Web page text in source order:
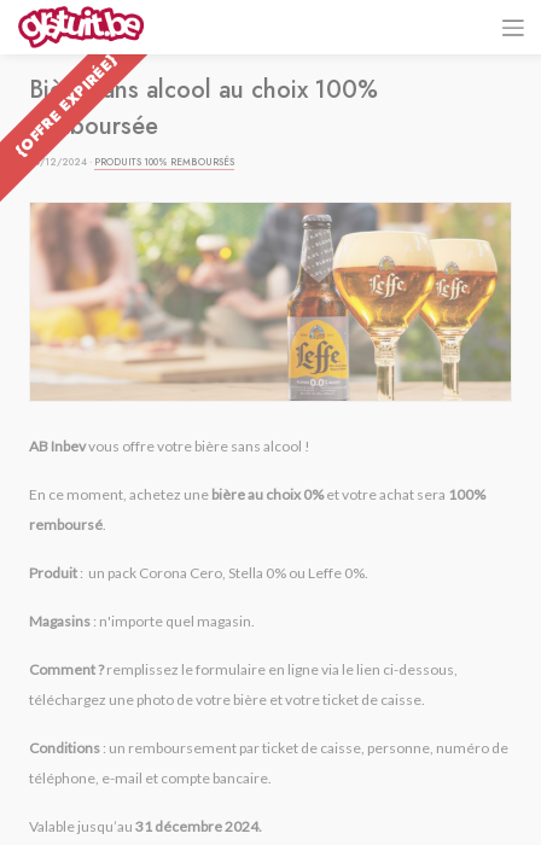
{OFFRE EXPIRÉE}
Bière sans alcool au choix 100%
remboursée
04/12/2024 · PRODUITS 100% REMBOURSÉS
AB Inbevvous offre votre bière sans alcool !
En ce moment, achetez une bière au choix 0%et votre achat sera 100%
remboursé.
Produit : un pack Corona Cero, Stella 0% ou Leffe 0%.
Magasins : n'importe quel magasin.
Comment ?remplissez le formulaire en ligne via le lien ci-dessous,
téléchargez une photo de votre bière et votre ticket de caisse.
Conditions : un remboursement par ticket de caisse, personne, numéro de
téléphone, e-mail et compte bancaire.
Valable jusqu’au 31 décembre 2024.